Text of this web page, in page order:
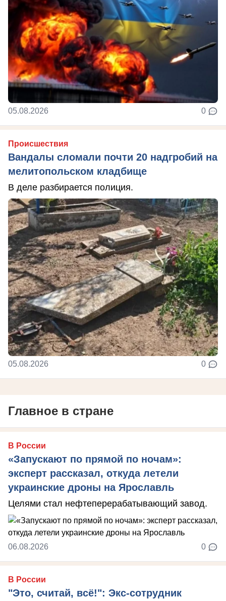
05.08.2026 0
Происшествия
Вандалы сломали почти 20 надгробий на
мелитопольском кладбище
В деле разбирается полиция.
05.08.2026 0
Главное в стране
В России
«Запускают по прямой по ночам»:
эксперт рассказал, откуда летели
украинские дроны на Ярославль
Целями стал нефтеперерабатывающий завод.
06.08.2026 0
В России
"Это, считай, всё!": Экс-сотрудник